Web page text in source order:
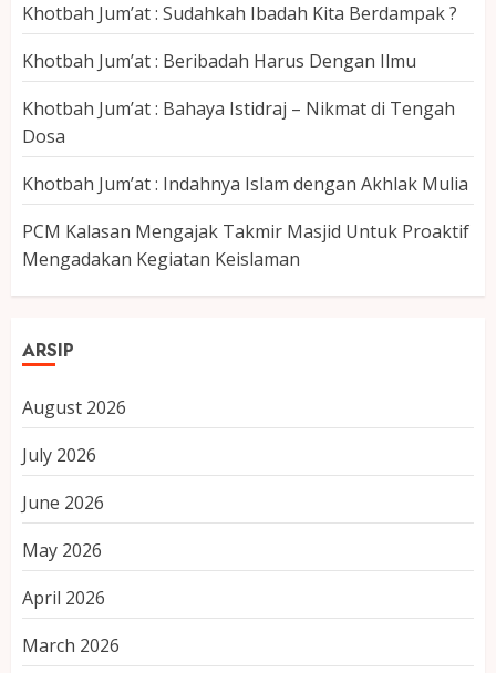
Khotbah Jum’at : Sudahkah Ibadah Kita Berdampak ?
Khotbah Jum’at : Beribadah Harus Dengan Ilmu
Khotbah Jum’at : Bahaya Istidraj – Nikmat di Tengah
Dosa
Khotbah Jum’at : Indahnya Islam dengan Akhlak Mulia
PCM Kalasan Mengajak Takmir Masjid Untuk Proaktif
Mengadakan Kegiatan Keislaman
ARSIP
August 2026
July 2026
June 2026
May 2026
April 2026
March 2026